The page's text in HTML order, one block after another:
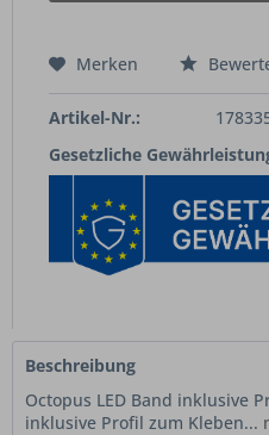
Merken
Artikel-Nr.:
Gesetzliche
Beschreibung
Octopus LED Band inklusive
inklusive Profil zum Kleben...